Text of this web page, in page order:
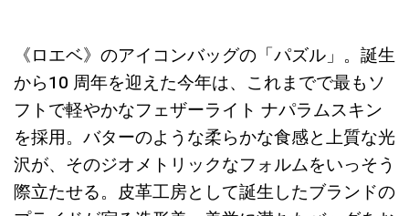
《ロエベ》のアイコンバッグの「パズル」。誕生
から10 周年を迎えた今年は、これまでで最もソ
フトで軽やかなフェザーライト ナパラムスキン
を採用。バターのような柔らかな食感と上質な光
沢が、そのジオメトリックなフォルムをいっそう
際立たせる。皮革工房として誕生したブランドの